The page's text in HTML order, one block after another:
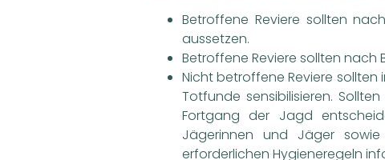
Betroffene Reviere sollten
aussetzen.
Betroffene Reviere sollten nach
Nicht betroffene Reviere
Totfunde sensibilisieren.
Fortgang der Jagd
Jägerinnen und Jäger
erforderlichen Hygieneregeln